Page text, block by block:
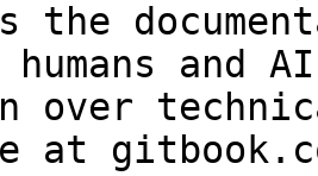
the
and
over
at